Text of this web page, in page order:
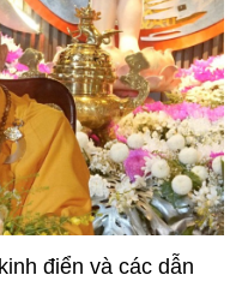
điển và các dẫn